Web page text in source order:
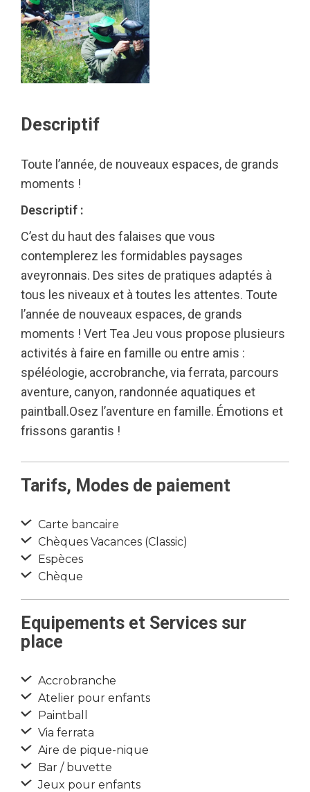
Descriptif
Toute l’année, de nouveaux espaces, de grands
moments !
Descriptif :
C’est du haut des falaises que vous
contemplerez les formidables paysages
aveyronnais. Des sites de pratiques adaptés à
tous les niveaux et à toutes les attentes. Toute
l’année de nouveaux espaces, de grands
moments ! Vert Tea Jeu vous propose plusieurs
activités à faire en famille ou entre amis :
spéléologie, accrobranche, via ferrata, parcours
aventure, canyon, randonnée aquatiques et
paintball.Osez l’aventure en famille. Émotions et
frissons garantis !
Tarifs, Modes de paiement
Carte bancaire
Chèques Vacances (Classic)
Espèces
Chèque
Equipements et Services sur
place
Accrobranche
Atelier pour enfants
Paintball
Via ferrata
Aire de pique-nique
Bar / buvette
Jeux pour enfants